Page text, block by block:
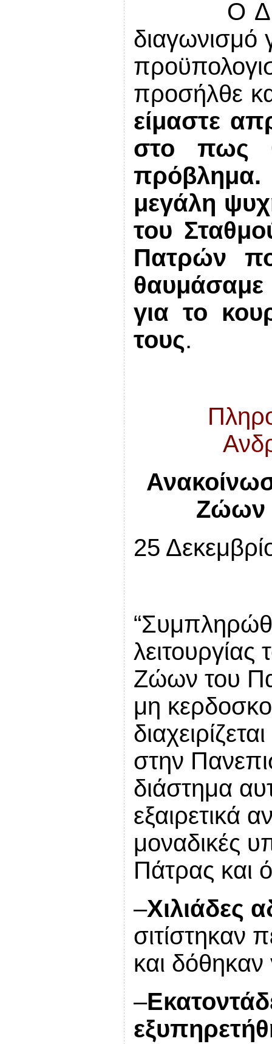
O
διαγωνισμό
προσήλθε
είμαστε
στο πως
πρόβλημα.
μεγάλη
του
Πατρών
για το
τους.
Ζώων
25
Ζώων του
μη
στην
διάστημα
εξαιρετικά
μοναδικές
Πάτρας και
–Χιλιάδες
σιτίστηκαν
και δόθηκαν
–